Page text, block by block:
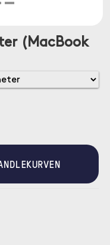
(MacBook